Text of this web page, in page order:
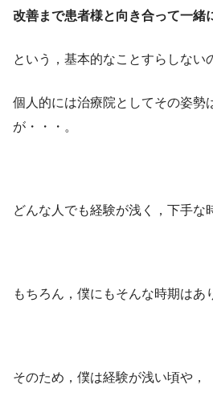
改善まで患者様と向き合って一緒
という，基本的なことすらしない
個人的には治療院としてその姿勢
が・・・。
どんな人でも経験が浅く，下手な
もちろん，僕にもそんな時期はあ
そのため，僕は経験が浅い頃や，